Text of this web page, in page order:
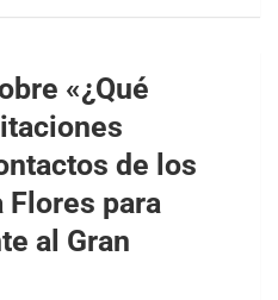
«¿Qué
de los
para
al Gran